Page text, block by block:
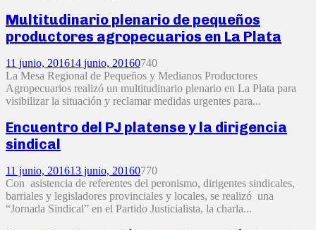
Multitudinario plenario de pequeños
productores agropecuarios en La Plata
11 junio, 201614 junio, 20160740
La Mesa Regional de Pequeños y Medianos Productores
Agropecuarios realizó un multitudinario plenario en La Plata para
visibilizar la situación y reclamar medidas urgentes para...
Encuentro del PJ platense y la dirigencia
sindical
11 junio, 201613 junio, 20160770
Con asistencia de referentes del peronismo, dirigentes sindicales,
barriales y legisladores provinciales y locales, se realizó una
“Jornada Sindical” en el Partido Justicialista, la charla...